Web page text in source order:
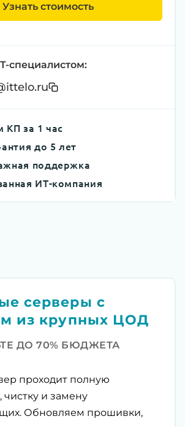
Узнать стоимость
специалистом:
КП за 1 час
до 5 лет
поддержка
ИТ-компания
серверы с
из крупных ЦОД
ДО 70% БЮДЖЕТА
проходит полную
чистку и замену
Обновляем прошивки,